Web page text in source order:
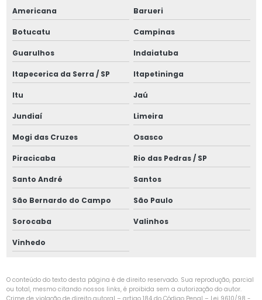
Manutenção de cabine primária
Manutenção corretiva elétrica
Manutenção de instalações elétricas
Manutenção de painéis elétricos
Manutenção preventiva de cabine primária
Manutenção preventiva elétrica
Montagem de cabine primária
Montagem de cabine primária média tensão
Painel de rearme remoto
Projeto de aterramento
Americana Barueri
Botucatu Campinas
Guarulhos Indaiatuba
Itapecerica da Serra / SP Itapetininga
Itu Jaú
Jundiaí Limeira
Mogi das Cruzes Osasco
Piracicaba Rio das Pedras / SP
Santo André Santos
São Bernardo do Campo São Paulo
Sorocaba Valinhos
Vinhedo
O conteúdo do texto desta página é de direito reservado. Sua reprodução, parcial
ou total, mesmo citando nossos links, é proibida sem a autorização do autor.